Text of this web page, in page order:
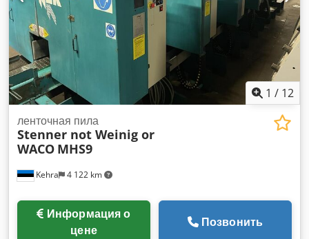
1 / 12
Kehra 4 122 km
ленточная пила
Stenner not Weinig or
WACO MHS9
цене
Позвонить